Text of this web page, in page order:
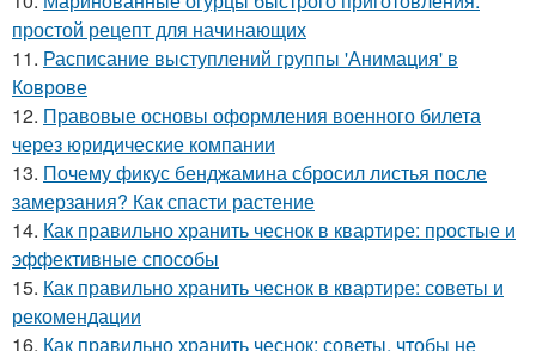
простой рецепт для начинающих
11. Расписание выступлений группы 'Анимация' в
Коврове
12. Правовые основы оформления военного билета
через юридические компании
13. Почему фикус бенджамина сбросил листья после
замерзания? Как спасти растение
14. Как правильно хранить чеснок в квартире: простые и
эффективные способы
15. Как правильно хранить чеснок в квартире: советы и
рекомендации
16. Как правильно хранить чеснок: советы, чтобы не